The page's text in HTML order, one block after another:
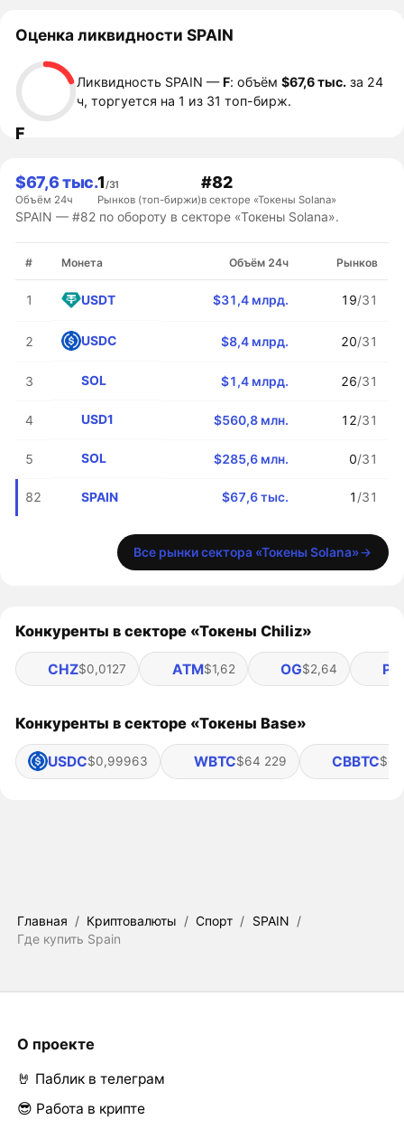
Оценка ликвидности SPAIN
F
Ликвидность SPAIN —F: объём$67,6 тыс. за 24
ч, торгуется на 1 из 31 топ-бирж.
$67,6 тыс.
Объём 24ч
1/31
Рынков (топ-биржи)
#82
в секторе «Токены Solana»
SPAIN — #82 по обороту в секторе «Токены Solana».
# Монета Объём 24ч Рынков
1 USDT $31,4 млрд. 19/31
2 USDC $8,4 млрд. 20/31
3 SOL $1,4 млрд. 26/31
4 USD1 $560,8 млн. 12/31
5 SOL $285,6 млн. 0/31
82 SPAIN $67,6 тыс. 1 /31
Все рынки сектора «Токены Solana»
Конкуренты в секторе «Токены Chiliz»
CHZ$0,0127 ATM$1,62 OG$2,64
Конкуренты в секторе «Токены Base»
USDC$0,99963 WBTC$64 229 CBBTC
Главная / Криптовалюты / Спорт / SPAIN /
Где купить Spain
О проекте
🤘 Паблик в телеграм
😎 Работа в крипте